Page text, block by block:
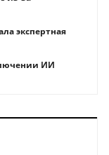
экспертная
ИИ